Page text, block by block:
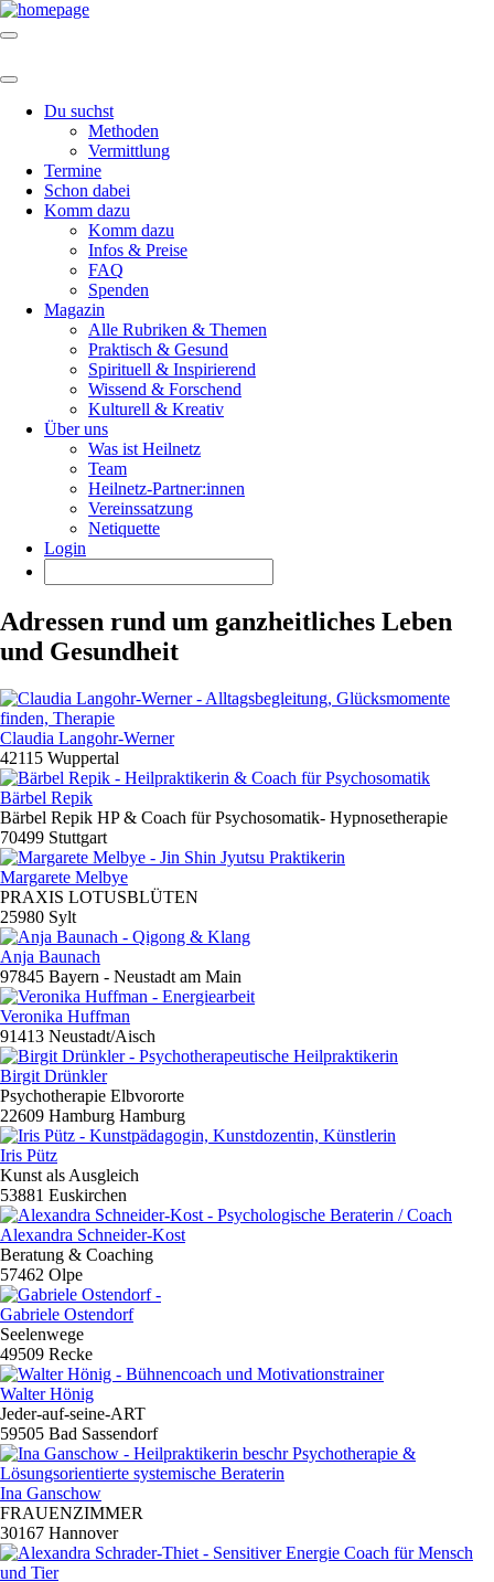
Du suchst
Methoden
Vermittlung
Termine
Schon dabei
Komm dazu
Komm dazu
Infos & Preise
FAQ
Spenden
Magazin
Alle Rubriken & Themen
Praktisch & Gesund
Spirituell & Inspirierend
Wissend & Forschend
Kulturell & Kreativ
Über uns
Was ist Heilnetz
Team
Heilnetz-Partner:innen
Vereinssatzung
Netiquette
Login
Adressen rund um ganzheitliches Leben
und Gesundheit
Claudia Langohr-Werner
42115 Wuppertal
Bärbel Repik
Bärbel Repik HP & Coach für Psychosomatik- Hypnosetherapie
70499 Stuttgart
Margarete Melbye
PRAXIS LOTUSBLÜTEN
25980 Sylt
Anja Baunach
97845 Bayern - Neustadt am Main
Veronika Huffman
91413 Neustadt/Aisch
Birgit Drünkler
Psychotherapie Elbvororte
22609 Hamburg Hamburg
Iris Pütz
Kunst als Ausgleich
53881 Euskirchen
Alexandra Schneider-Kost
Beratung & Coaching
57462 Olpe
Gabriele Ostendorf
Seelenwege
49509 Recke
Walter Hönig
Jeder-auf-seine-ART
59505 Bad Sassendorf
Ina Ganschow
FRAUENZIMMER
30167 Hannover